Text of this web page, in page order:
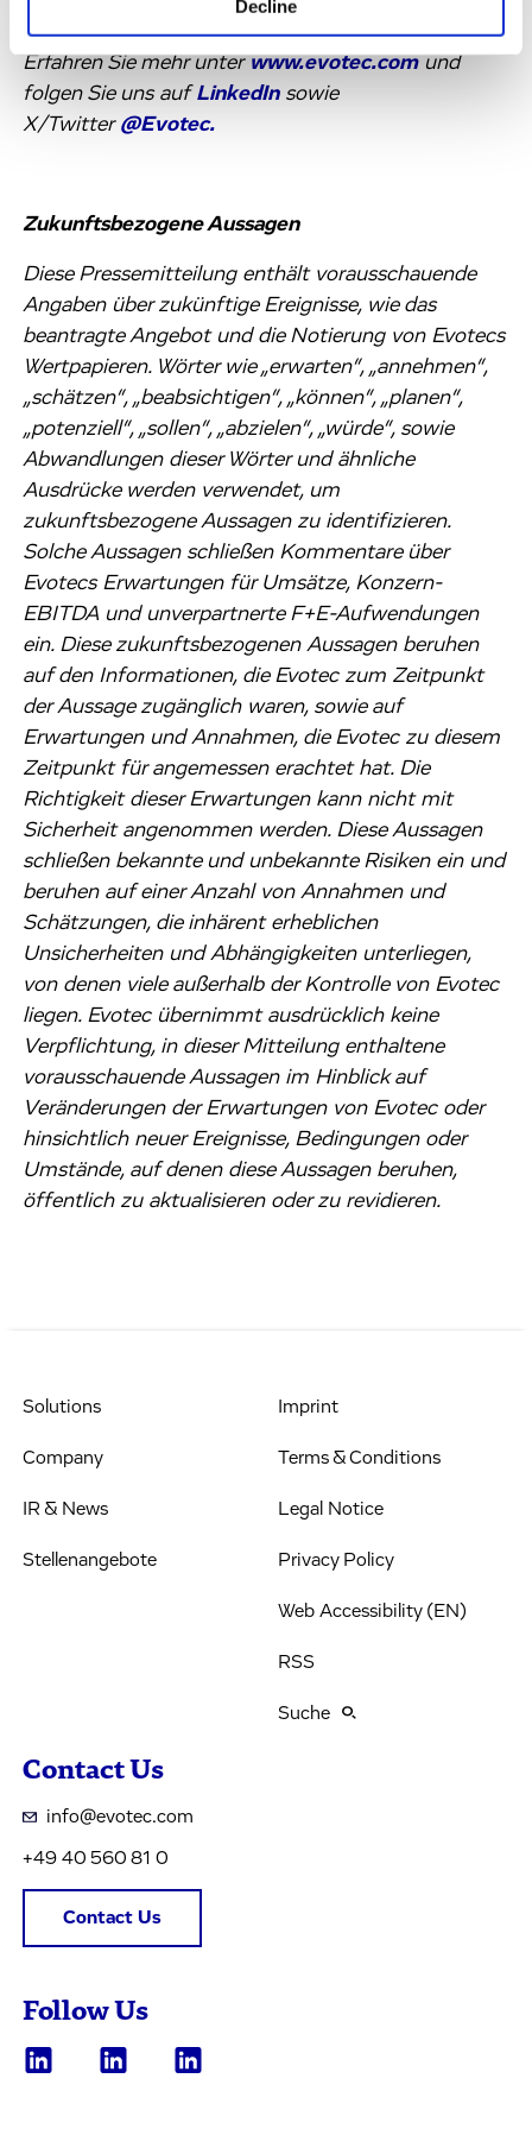
Decline
synergetische Kompetenzzentren ergänzen.
Erfahren Sie mehr unter www.evotec.comund
folgen Sie uns aufLinkedInsowie
X/Twitter @Evotec.
Zukunftsbezogene Aussagen
Diese Pressemitteilung enthält vorausschauende
Angaben über zukünftige Ereignisse, wie das
beantragte Angebot und die Notierung von Evotecs
Wertpapieren. Wörter wie „erwarten“, „annehmen“,
„schätzen“, „beabsichtigen“, „können“, „planen“,
„potenziell“, „sollen“, „abzielen“, „würde“, sowie
Abwandlungen dieser Wörter und ähnliche
Ausdrücke werden verwendet, um
zukunftsbezogene Aussagen zu identifizieren.
Solche Aussagen schließen Kommentare über
Evotecs Erwartungen für Umsätze, Konzern-
EBITDA und unverpartnerte F+E-Aufwendungen
ein. Diese zukunftsbezogenen Aussagen beruhen
auf den Informationen, die Evotec zum Zeitpunkt
der Aussage zugänglich waren, sowie auf
Erwartungen und Annahmen, die Evotec zu diesem
Zeitpunkt für angemessen erachtet hat. Die
Richtigkeit dieser Erwartungen kann nicht mit
Sicherheit angenommen werden. Diese Aussagen
schließen bekannte und unbekannte Risiken ein und
beruhen auf einer Anzahl von Annahmen und
Schätzungen, die inhärent erheblichen
Unsicherheiten und Abhängigkeiten unterliegen,
von denen viele außerhalb der Kontrolle von Evotec
liegen. Evotec übernimmt ausdrücklich keine
Verpflichtung, in dieser Mitteilung enthaltene
vorausschauende Aussagen im Hinblick auf
Veränderungen der Erwartungen von Evotec oder
hinsichtlich neuer Ereignisse, Bedingungen oder
Umstände, auf denen diese Aussagen beruhen,
öffentlich zu aktualisieren oder zu revidieren.
Solutions
Company
IR & News
Stellenangebote
Imprint
Terms & Conditions
Legal Notice
Privacy Policy
Web Accessibility (EN)
RSS
Suche
Contact Us
info@evotec.com
+49 40 560 81 0
Contact Us
Follow Us